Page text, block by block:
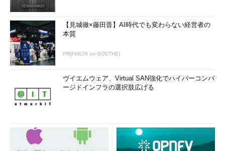
【見城徹×藤田晋】AI時代でも変わらない経営者の
本質
PR(FINCHI on GOETHE)
ヴイエムウェア、Virtual SAN強化でハイパーコンバ
ージドインフラの選択肢広げる